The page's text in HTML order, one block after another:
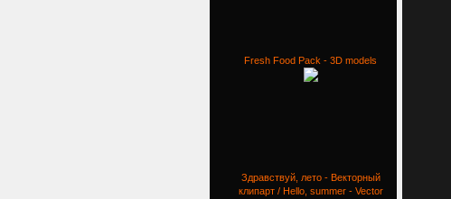
Fresh Food Pack - 3D models
Здравствуй, лето - Векторный
клипарт / Hello, summer - Vector